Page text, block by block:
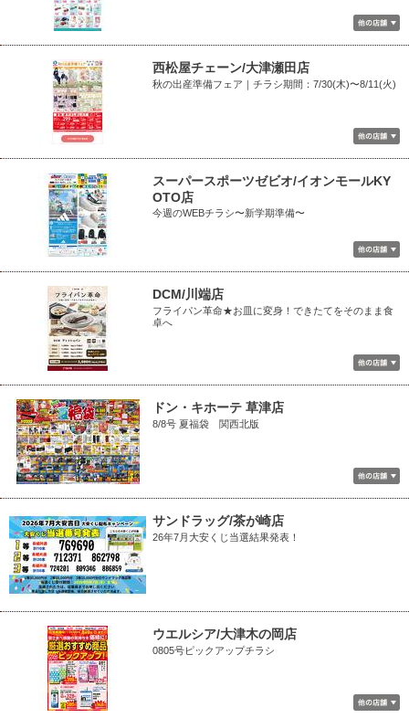
西松屋チェーン/大津瀬田店
秋の出産準備フェア｜チラシ期間：7/30(木)〜8/11(火)
スーパースポーツゼビオ/イオンモールKY
OTO店
今週のWEBチラシ〜新学期準備〜
DCM/川端店
フライパン革命★お皿に変身！できたてをそのまま食
卓へ
ドン・キホーテ 草津店
8/8号 夏福袋 関西北版
サンドラッグ/茶が崎店
26年7月大安くじ当選結果発表！
ウエルシア/大津木の岡店
0805号ピックアップチラシ